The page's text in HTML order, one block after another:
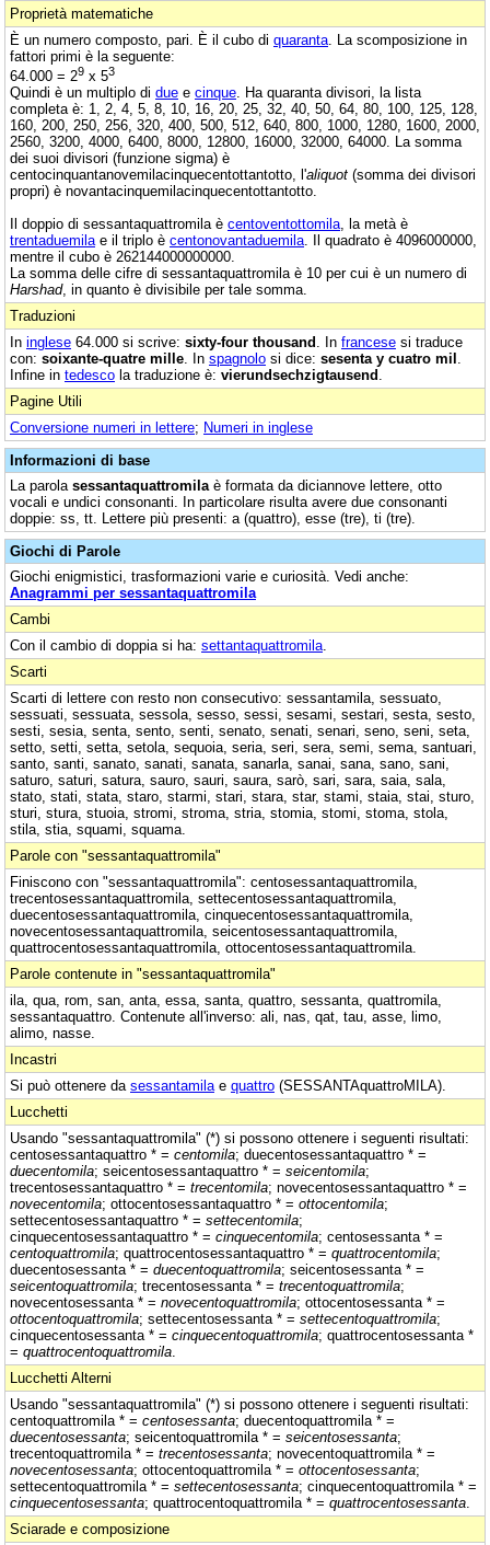
Proprietà matematiche
È un numero composto, pari. È il cubo di quaranta . La scomposizione in
fattori primi è la seguente:
64.000 = 29 x 53
Quindi è un multiplo di due e cinque . Ha quaranta divisori, la lista
completa è: 1, 2, 4, 5, 8, 10, 16, 20, 25, 32, 40, 50, 64, 80, 100, 125, 128,
160, 200, 250, 256, 320, 400, 500, 512, 640, 800, 1000, 1280, 1600, 2000,
2560, 3200, 4000, 6400, 8000, 12800, 16000, 32000, 64000. La somma
dei suoi divisori (funzione sigma) è
centocinquantanovemilacinquecentottantotto, l'aliquot (somma dei divisori
propri) è novantacinquemilacinquecentottantotto.
Il doppio di sessantaquattromila è centoventottomila , la metà è
trentaduemila e il triplo è centonovantaduemila . Il quadrato è 4096000000,
mentre il cubo è 262144000000000.
La somma delle cifre di sessantaquattromila è 10 per cui è un numero di
Harshad, in quanto è divisibile per tale somma.
Traduzioni
In inglese 64.000 si scrive: sixty-four thousand . In francese si traduce
con: soixante-quatre mille . In spagnolo si dice: sesenta y cuatro mil
Infine in tedesco la traduzione è: vierundsechzigtausend
Pagine Utili
Conversione numeri in lettere; Numeri in inglese
Informazioni di base
La parola sessantaquattromila è formata da diciannove lettere, otto
vocali e undici consonanti. In particolare risulta avere due consonanti
doppie: ss, tt. Lettere più presenti: a (quattro), esse (tre), ti (tre).
Giochi di Parole
Giochi enigmistici, trasformazioni varie e curiosità. Vedi anche:
Anagrammi per sessantaquattromila
Cambi
Con il cambio di doppia si ha: settantaquattromila
Scarti
Scarti di lettere con resto non consecutivo: sessantamila, sessuato,
sessuati, sessuata, sessola, sesso, sessi, sesami, sestari, sesta, sesto,
sesti, sesia, senta, sento, senti, senato, senati, senari, seno, seni, seta,
setto, setti, setta, setola, sequoia, seria, seri, sera, semi, sema, santuari,
santo, santi, sanato, sanati, sanata, sanarla, sanai, sana, sano, sani,
saturo, saturi, satura, sauro, sauri, saura, sarò, sari, sara, saia, sala,
stato, stati, stata, staro, starmi, stari, stara, star, stami, staia, stai, sturo,
sturi, stura, stuoia, stromi, stroma, stria, stomia, stomi, stoma, stola,
stila, stia, squami, squama.
Parole con "sessantaquattromila"
Finiscono con "sessantaquattromila": centosessantaquattromila,
trecentosessantaquattromila, settecentosessantaquattromila,
duecentosessantaquattromila, cinquecentosessantaquattromila,
novecentosessantaquattromila, seicentosessantaquattromila,
quattrocentosessantaquattromila, ottocentosessantaquattromila.
Parole contenute in "sessantaquattromila"
ila, qua, rom, san, anta, essa, santa, quattro, sessanta, quattromila,
sessantaquattro. Contenute all'inverso: ali, nas, qat, tau, asse, limo,
alimo, nasse.
Incastri
Si può ottenere da sessantamila e quattro (SESSANTAquattroMILA).
Lucchetti
Usando "sessantaquattromila" (*) si possono ottenere i seguenti risultati:
centosessantaquattro * = centomila; duecentosessantaquattro * =
duecentomila; seicentosessantaquattro * = seicentomila;
trecentosessantaquattro * = trecentomila; novecentosessantaquattro * =
novecentomila; ottocentosessantaquattro * = ottocentomila;
settecentosessantaquattro * = settecentomila;
cinquecentosessantaquattro * = cinquecentomila; centosessanta * =
centoquattromila; quattrocentosessantaquattro * = quattrocentomila;
duecentosessanta * = duecentoquattromila; seicentosessanta * =
seicentoquattromila; trecentosessanta * = trecentoquattromila;
novecentosessanta * = novecentoquattromila; ottocentosessanta * =
ottocentoquattromila; settecentosessanta * = settecentoquattromila;
cinquecentosessanta * = cinquecentoquattromila; quattrocentosessanta *
= quattrocentoquattromila
Lucchetti Alterni
Usando "sessantaquattromila" (*) si possono ottenere i seguenti risultati:
centoquattromila * = centosessanta; duecentoquattromila * =
duecentosessanta; seicentoquattromila * = seicentosessanta;
trecentoquattromila * = trecentosessanta; novecentoquattromila * =
novecentosessanta; ottocentoquattromila * = ottocentosessanta;
settecentoquattromila * = settecentosessanta; cinquecentoquattromila * =
cinquecentosessanta; quattrocentoquattromila * = quattrocentosessanta
Sciarade e composizione